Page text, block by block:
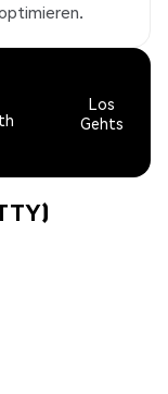
Los
Gehts